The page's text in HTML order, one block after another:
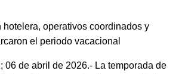
operativos coordinados y
el periodo vacacional
06 de abril de 2026.- La temporada de